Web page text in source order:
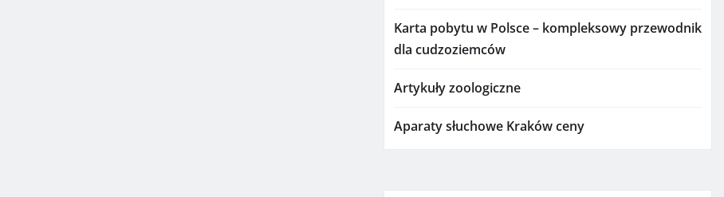
Karta pobytu w Polsce – kompleksowy przewodnik
dla cudzoziemców
Artykuły zoologiczne
Aparaty słuchowe Kraków ceny